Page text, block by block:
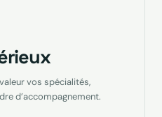
vos spécialités,
d’accompagnement.